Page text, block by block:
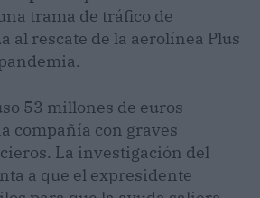
trama de tráfico de
al rescate de la aerolínea Plus
53 millones de euros
compañía con graves
La investigación del
a que el expresidente